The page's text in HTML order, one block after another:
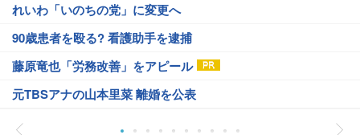
れいわ「いのちの党」に変更へ
90歳患者を殴る? 看護助手を逮捕
藤原竜也「労務改善」をアピール
元TBSアナの山本里菜 離婚を公表